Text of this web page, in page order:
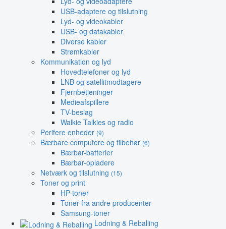
USB-adaptere og tilslutning
Lyd- og videokabler
USB- og datakabler
Diverse kabler
Strømkabler
Kommunikation og lyd
Hovedtelefoner og lyd
LNB og satellitmodtagere
Fjernbetjeninger
Medieafspillere
TV-beslag
Walkie Talkies og radio
Perifere enheder (9)
Bærbare computere og tilbehør (6)
Bærbar-batterier
Bærbar-opladere
Netværk og tilslutning (15)
Toner og print
HP-toner
Toner fra andre producenter
Samsung-toner
Lodning & Reballing